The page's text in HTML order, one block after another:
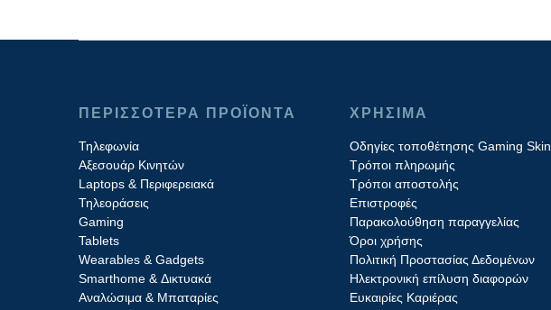
ΠΕΡΙΣΣΟΤΕΡΑ ΠΡΟΪΟΝΤΑ
Τηλεφωνία
Αξεσουάρ Κινητών
Laptops & Περιφερειακά
Τηλεοράσεις
Gaming
Tablets
Wearables & Gadgets
Smarthome & Δικτυακά
Aναλώσιμα & Μπαταρίες
ΧΡΗΣΙΜΑ
Οδηγίες τοποθέτησης Gaming Skin
Τρόποι πληρωμής
Τρόποι αποστολής
Επιστροφές
Παρακολούθηση παραγγελίας
Όροι χρήσης
Πολιτική Προστασίας Δεδομένων
Ηλεκτρονική επίλυση διαφορών
Ευκαιρίες Καριέρας